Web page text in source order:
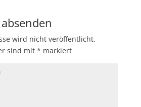
wird nicht veröffentlicht.
sind mit * markiert